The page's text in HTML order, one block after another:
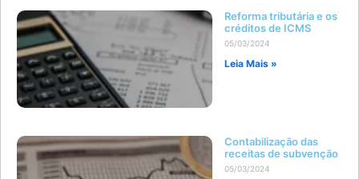
Reforma tributária e os
créditos de ICMS
05/03/2024
Leia Mais »
Contabilização das
receitas de subvenção
05/03/2024